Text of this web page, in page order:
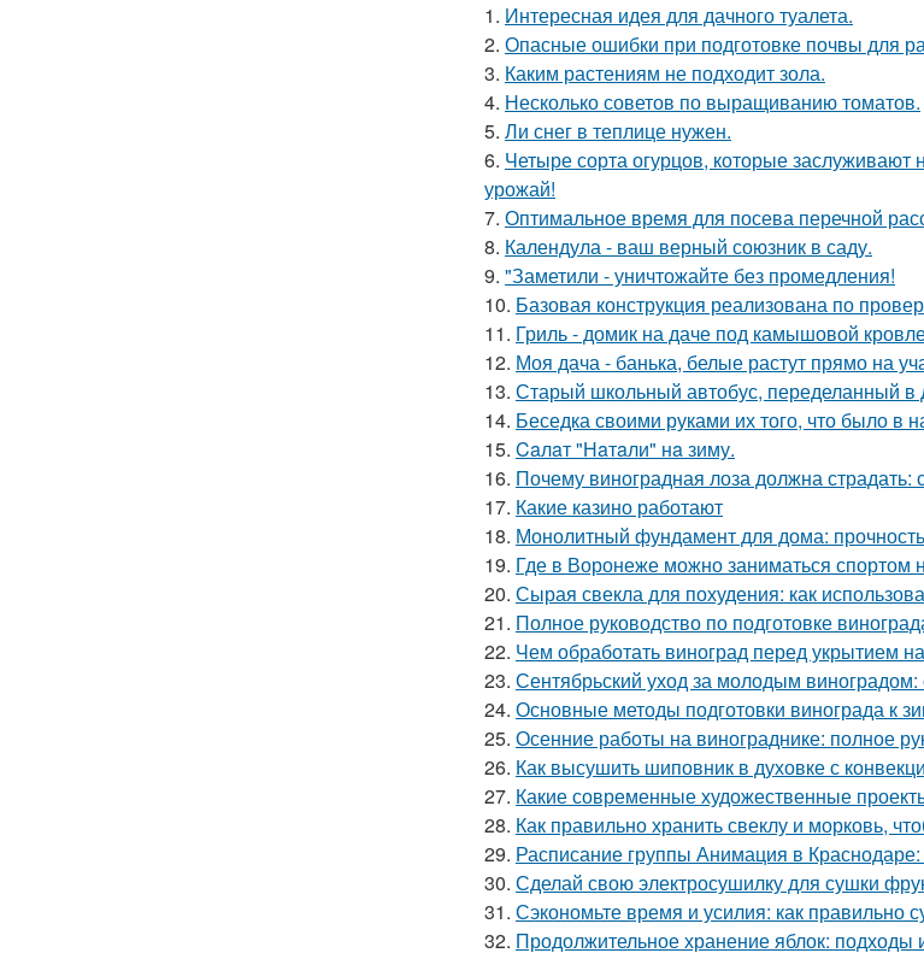
1. Интересная идея для дачного туалета.
2. Опасные ошибки при подготовке почвы для
3. Каким растениям не подходит зола.
4. Несколько советов по выращиванию томатов.
5. Ли снег в теплице нужен.
6. Четыре сорта огурцов, которые
урожай!
7. Оптимальное время для посева перечной
8. Календула - ваш верный союзник в саду.
9. "Заметили - уничтожайте без промедления!
10. Базовая конструкция реализована по
11. Гриль - домик на даче под камышовой
12. Моя дача - банька, белые растут прямо на
13. Старый школьный автобус, переделанный в
14. Беседка своими руками их того, что было в
15. Caлaт "Нaтaли" нa зиму.
16. Почему виноградная лоза должна страдать:
17. Какие казино работают
18. Монолитный фундамент для дома:
19. Где в Воронеже можно заниматься спортом
20. Сырая свекла для похудения: как
21. Полное руководство по подготовке
22. Чем обработать виноград перед укрытием
23. Сентябрьский уход за молодым
24. Основные методы подготовки винограда к
25. Осенние работы на винограднике: полное
26. Как высушить шиповник в духовке с
27. Какие современные художественные
28. Как правильно хранить свеклу и морковь,
29. Расписание группы Анимация в Краснодаре:
30. Сделай свою электросушилку для сушки
31. Сэкономьте время и усилия: как правильно
32. Продолжительное хранение яблок: подходы